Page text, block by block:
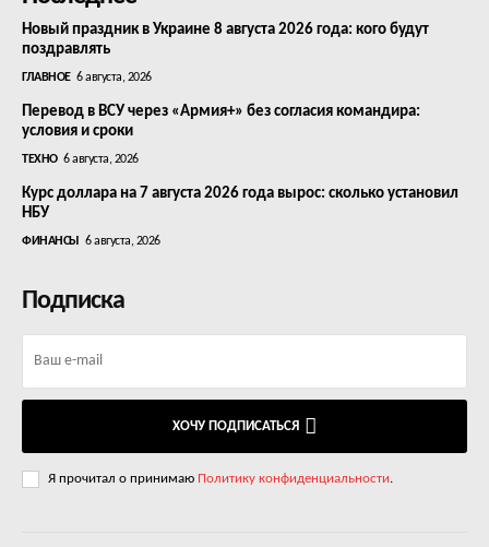
Новый праздник в Украине 8 августа 2026 года: кого будут
поздравлять
ГЛАВНОЕ 6 августа, 2026
Перевод в ВСУ через «Армия+» без согласия командира:
условия и сроки
ТЕХНО 6 августа, 2026
Курс доллара на 7 августа 2026 года вырос: сколько установил
НБУ
ФИНАНСЫ 6 августа, 2026
Подписка
ХОЧУ ПОДПИСАТЬСЯ
Я прочитал о принимаю Политику конфиденциальности.